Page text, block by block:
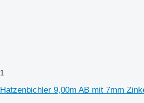
1
Hatzenbichler 9,00m AB mit 7mm